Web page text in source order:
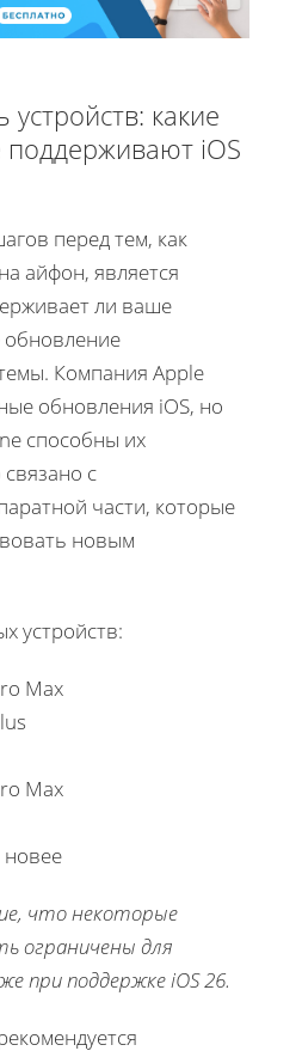
какие
iOS
перед тем, как
айфон, является
ли ваше
обновление
Компания Apple
обновления iOS, но
способны их
с
части, которые
новым
устройств:
Max
Max
новее
что некоторые
ограничены для
при поддержке iOS 26.